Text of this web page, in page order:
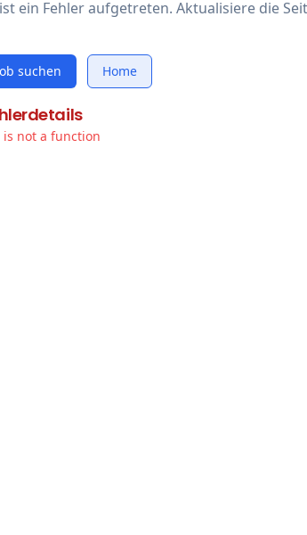
ein Fehler aufgetreten. Aktualisiere die
suchen Home
not a function